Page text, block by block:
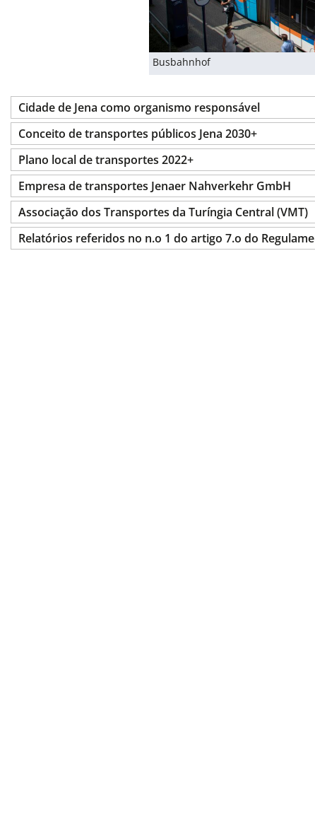
Busbahnhof
Cidade de Jena como organismo responsável
Conceito de transportes públicos Jena 2030+
Plano local de transportes 2022+
Empresa de transportes Jenaer Nahverkehr GmbH
Associação dos Transportes da Turíngia Central (VMT)
Relatórios referidos no n.o 1 do artigo 7.o do